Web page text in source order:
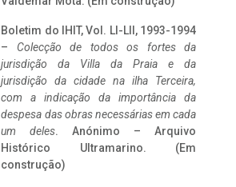
Boletim do IHIT, Vol. LI-LII, 1993-1994
– Colecção de todos os fortes da
jurisdição da Villa da Praia e da
jurisdição da cidade na ilha Terceira,
com a indicação da importância da
despesa das obras necessárias em cada
um deles. Anónimo – Arquivo
Histórico Ultramarino. (Em
construção)